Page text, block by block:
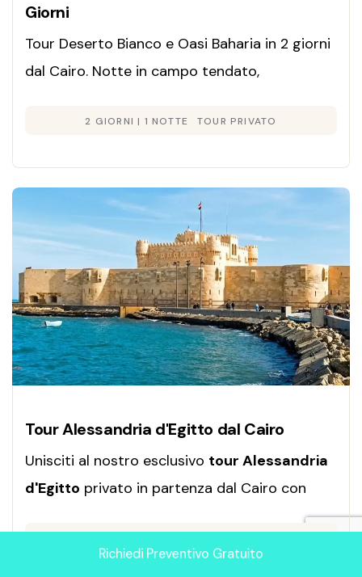
Giorni
Tour Deserto Bianco e Oasi Baharia in 2 giorni
dal Cairo. Notte in campo tendato,
2 GIORNI | 1 NOTTE TOUR PRIVATO
Tour Alessandria d'Egitto dal Cairo
Unisciti al nostro esclusivo tour Alessandria
d'Egitto privato in partenza dal Cairo con
giornata esplorerai la storica Fortezza di
Richiedi Preventivo Gratuito